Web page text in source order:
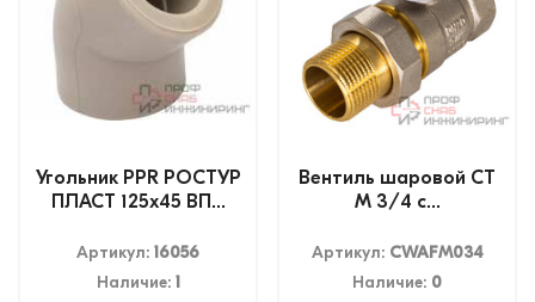
Угольник PPR РОСТУР
ПЛАСТ 125х45 ВП...
Артикул: 16056
Наличие: 1
Вентиль шаровой СТ
М 3/4 с...
Артикул: CWAFM034
Наличие: 0